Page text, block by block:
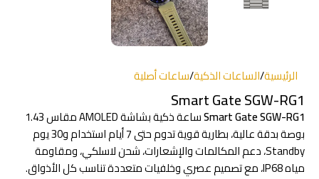
الرئيسية/الساعات الذكية/ساعات أصلية
Smart Gate SGW-RG1
Smart Gate SGW-RG1
ساعة ذكية بشاشة AMOLED مقاس 1.43
بوصة بدقة عالية، بطارية قوية تدوم حتى 7 أيام استخدام و30 يوم
Standby، دعم المكالمات والإشعارات، شحن لاسلكي، ومقاومة
مياه IP68، مع تصميم عصري وخلفيات متعددة تناسب كل الأذواق.